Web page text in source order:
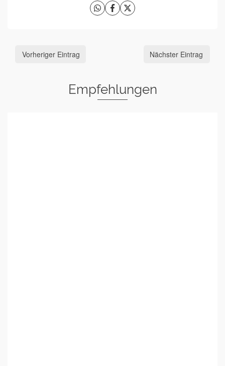
Vorheriger Eintrag Nächster Eintrag
Empfehlungen